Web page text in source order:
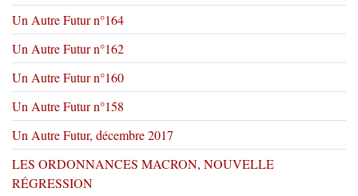
Un Autre Futur n°164
Un Autre Futur n°162
Un Autre Futur n°160
Un Autre Futur n°158
Un Autre Futur, décembre 2017
LES ORDONNANCES MACRON, NOUVELLE
RÉGRESSION